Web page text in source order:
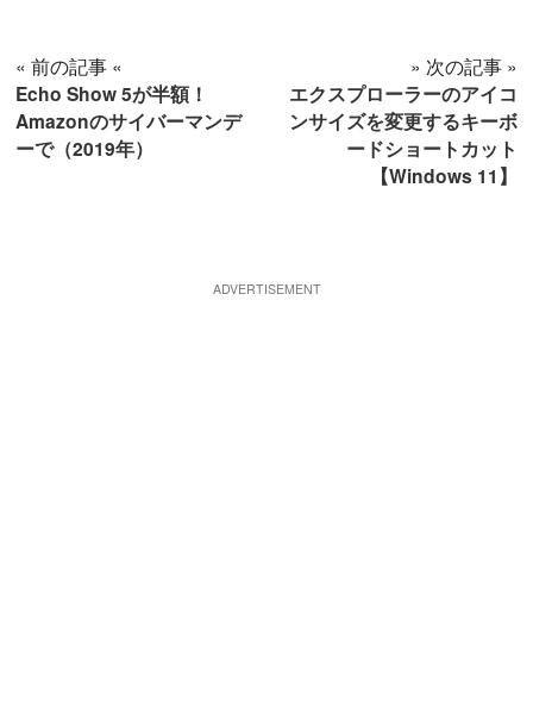
« 前の記事 «
Echo Show 5が半額！
Amazonのサイバーマンデ
ーで（2019年）
» 次の記事 »
エクスプローラーのアイコ
ンサイズを変更するキーボ
ードショートカット
【Windows 11】